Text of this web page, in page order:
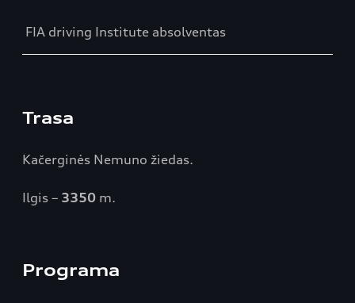
FIA driving Institute absolventas
Trasa
Kačerginės Nemuno žiedas.
Ilgis – 3350 m.
Programa